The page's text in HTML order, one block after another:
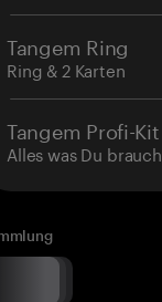
Tangem Ring
Ring & 2 Karten
Tangem Profi-Kit
Alles was Du